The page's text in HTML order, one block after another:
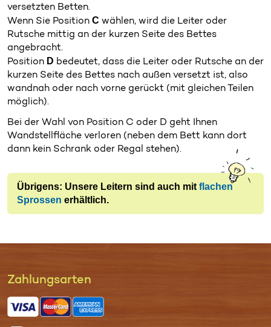
versetzten Betten.
Wenn Sie Position C wählen, wird die Leiter oder
Rutsche mittig an der kurzen Seite des Bettes
angebracht.
Position D bedeutet, dass die Leiter oder Rutsche an der
kurzen Seite des Bettes nach außen versetzt ist, also
wandnah oder nach vorne gerückt (mit gleichen Teilen
möglich).
Bei der Wahl von Position C oder D geht Ihnen
Wandstellfläche verloren (neben dem Bett kann dort
dann kein Schrank oder Regal stehen).
Übrigens: Unsere Leitern sind auch mit flachen
Sprossen erhältlich.
Zahl­ungs­arten